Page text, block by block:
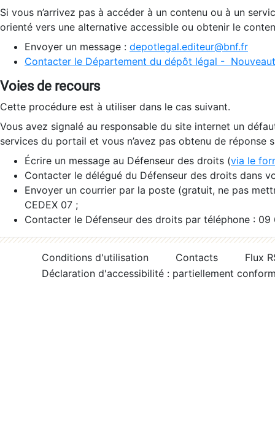
Si vous n’arrivez pas à accéder à un contenu ou à un
orienté vers une alternative accessible ou obtenir le
Envoyer un message : depotlegal.editeur@bnf.fr
Contacter le Département du dépôt légal -
Voies de recours
Cette procédure est à utiliser dans le cas suivant.
Vous avez signalé au responsable du site internet un
services du portail et vous n’avez pas obtenu de réponse
Écrire un message au Défenseur des droits (via le
Contacter le délégué du Défenseur des droits dans
Envoyer un courrier par la poste (gratuit, ne pas
CEDEX 07 ;
Contacter le Défenseur des droits par téléphone :
Conditions d'utilisation Contacts
Flux
Déclaration d'accessibilité : partiellement